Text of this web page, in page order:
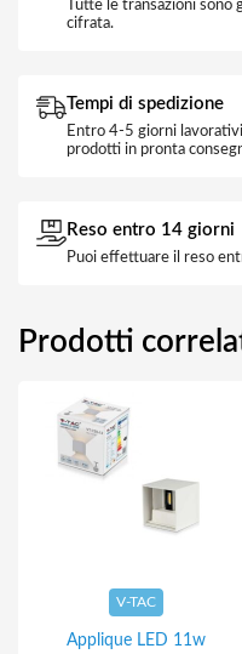
Tutte le transazioni
cifrata.
Tempi di spedizione
Entro 4-5 giorni
prodotti in pronta
Reso entro 14 giorni
Puoi effettuare il reso
Prodotti
V-TAC
Applique LED 11w